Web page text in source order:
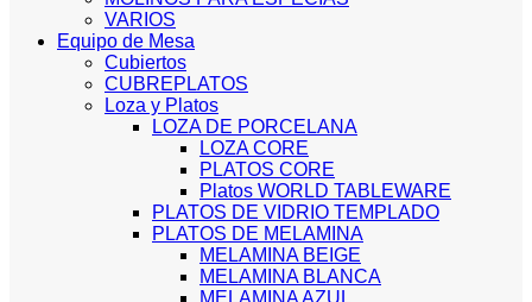
VARIOS
Equipo de Mesa
Cubiertos
CUBREPLATOS
Loza y Platos
LOZA DE PORCELANA
LOZA CORE
PLATOS CORE
Platos WORLD TABLEWARE
PLATOS DE VIDRIO TEMPLADO
PLATOS DE MELAMINA
MELAMINA BEIGE
MELAMINA BLANCA
MELAMINA AZUL